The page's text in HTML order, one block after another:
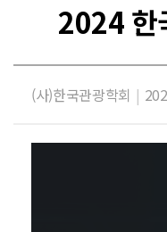
2024 한
(사)한국관광학회 |